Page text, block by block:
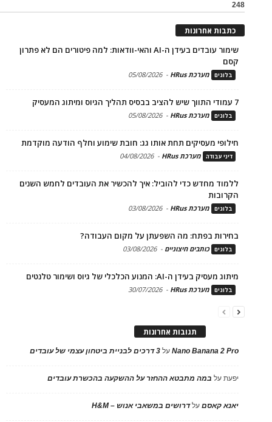
248
כתבות אחרונות
שימור עובדים בעידן ה-AI והאי-וודאות: למה פיטורים הם לא פתרון
קסם
בלוגים מערכת HRus -
05/08/2026
7 עמודי התווך שיש להציב בבסיס תהליך הגיוס ומיתוג המעסיק
בלוגים מערכת HRus -
05/08/2026
חילופי מעסיקים תחת אותו גג: חובת שימוע וחלף הודעה מוקדמת
דיני עבודה מערכת HRus -
04/08/2026
ללמוד מחדש כדי להוביל: איך להכשיר את העובדים לחמש השנים
הקרובות
בלוגים מערכת HRus -
03/08/2026
בחירות בפתח: מה השפעתן על מקום העבודה?
בלוגים כותבים חיצוניים -
03/08/2026
מיתוג מעסיק בעידן ה-AI: המנוע הכלכלי של גיוס ושימור טלנטים
בלוגים מערכת HRus -
30/07/2026
תגובות אחרונות
Nano Banana 2 Proעל 3 דרכים לבניית ביטחון עצמי של עובדים
יפעתעל במה מתבטא ההחזר על ההשקעה בהכשרת עובדים
יאנא קאסםעלדרושים במשאבי אנוש – H&M